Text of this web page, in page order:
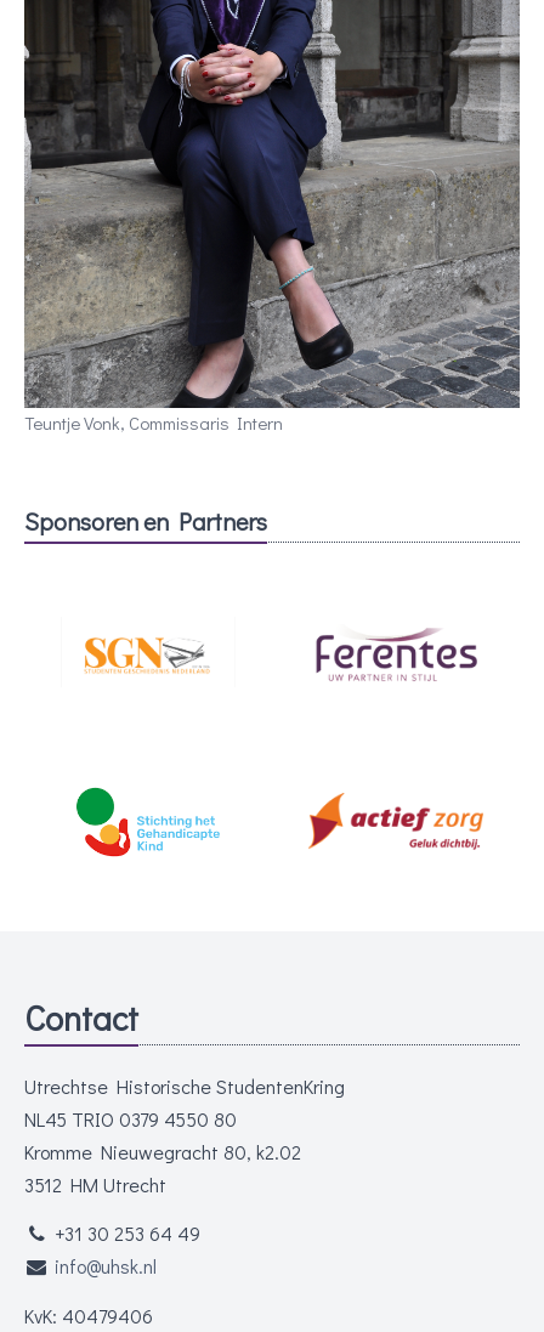
Teuntje Vonk, Commissaris Intern
Sponsoren en Partners
Contact
Utrechtse Historische StudentenKring
NL45 TRIO 0379 4550 80
Kromme Nieuwegracht 80, k2.02
3512 HM Utrecht
+31 30 253 64 49
info@uhsk.nl
KvK: 40479406